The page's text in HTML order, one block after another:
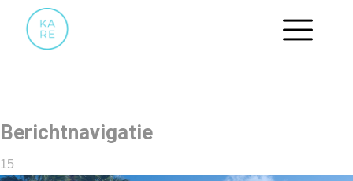
Berichtnavigatie
15